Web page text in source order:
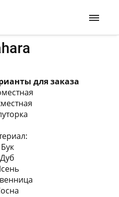
для заказа
Бук
Дуб